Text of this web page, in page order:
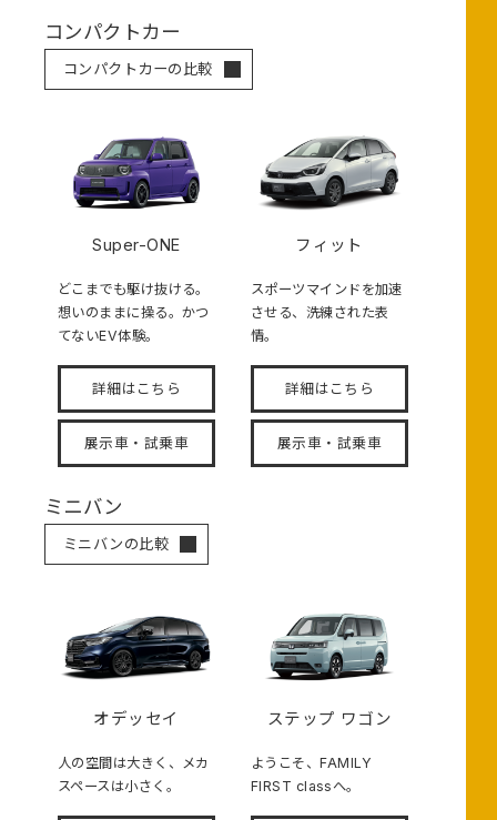
コンパクトカー
コンパクトカーの比較
Super-ONE
どこまでも駆け抜ける。
想いのままに操る。かつ
てないEV体験。
詳細はこちら
展示車・試乗車
フィット
スポーツマインドを加速
させる、洗練された表
情。
詳細はこちら
展示車・試乗車
ミニバン
ミニバンの比較
オデッセイ
人の空間は大きく、メカ
スペースは小さく。
ステップ ワゴン
ようこそ、FAMILY
FIRST classへ。